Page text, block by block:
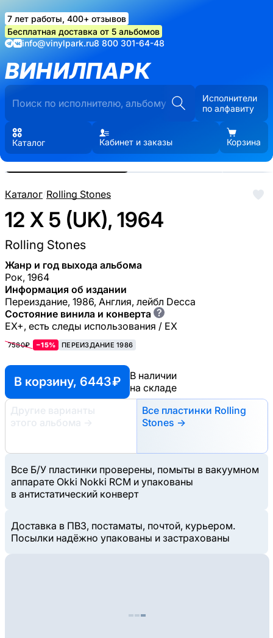
7 лет работы, 400+ отзывов
Бесплатная доставка от 5 альбомов
info@vinylpark.ru8 800 301-64-48
ВИНИЛПАРК
Исполнители
по алфавиту
Каталог Кабинет и заказы Корзина
Каталог/Rolling Stones
12 X 5 (UK), 1964
Rolling Stones
Жанр и год выхода альбома
Рок, 1964
Информация об издании
Переиздание, 1986, Англия, лейбл Decca
Состояние винила и конверта ?
EX+, есть следы использования / EX
7580₽ −15% ПЕРЕИЗДАНИЕ 1986
В корзину, 6443 ₽
В наличии
на складе
Другие варианты
этого альбома
→
Все пластинки Rolling
Stones →
Все Б/У пластинки проверены, помыты в вакуумном
аппарате Okki Nokki RCM и упакованы
в антистатический конверт
Доставка в ПВЗ, постаматы, почтой, курьером.
Посылки надёжно упакованы и застрахованы
Реальные фото пластинки.
Нажмите, чтобы увеличить